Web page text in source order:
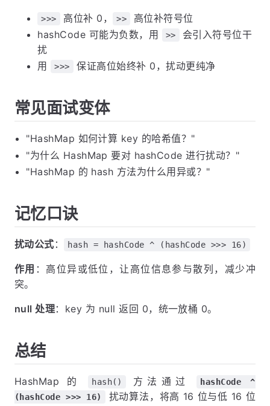
>>> 高位补 0， >>
高位补符号位
hashCode 可能为负数，用
>>
会引入符号位干
扰
用
>>> 保证高位始终补 0，扰动更纯净
常见面试变体
"HashMap 如何计算 key 的哈希值？"
"为什么 HashMap 要对 hashCode 进行扰动？"
"HashMap 的 hash 方法为什么用异或？"
记忆口诀
扰动公式 ： hash = hashCode ^ (hashCode >>> 16)
作用 ：高位异或低位，让高位信息参与散列，减少冲
突。
null 处理：key 为 null 返回 0，统一放桶 0。
总结
HashMap 的 hash() 方法通过
hashCode ^
(hashCode >>> 16)
扰动算法，将高 16 位与低 16 位